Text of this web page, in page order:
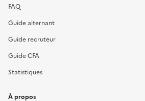
FAQ
Guide alternant
Guide recruteur
Guide CFA
Statistiques
À propos